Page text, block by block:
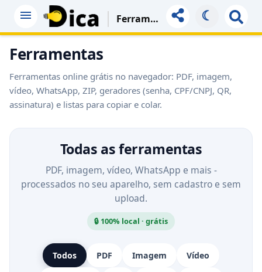
Ferramentas ☾
Ferramentas
Ferramentas online grátis no navegador: PDF, imagem,
vídeo, WhatsApp, ZIP, geradores (senha, CPF/CNPJ, QR,
assinatura) e listas para copiar e colar.
Todas as ferramentas
PDF, imagem, vídeo, WhatsApp e mais -
processados no seu aparelho, sem cadastro e sem
upload.
🔒 100% local · grátis
Todos PDF Imagem Vídeo